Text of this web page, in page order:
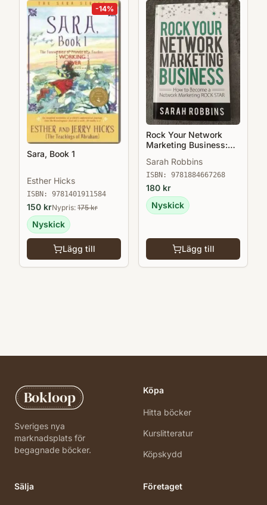
-14%
Sara, Book 1
Esther Hicks
ISBN: 9781401911584
150 krNypris: 175kr
Nyskick
Lägg till
Rock Your Network
Marketing Business:
Network Marketing
Rock Star
Sarah Robbins
ISBN: 9781884667268
180 kr
Nyskick
Lägg till
Bokloop
Sveriges nya
marknadsplats för
begagnade böcker.
Köpa
Hitta böcker
Kurslitteratur
Köpskydd
Sälja Företaget